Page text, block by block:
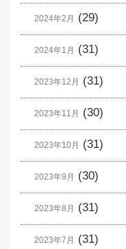
2024年2月 (29)
2024年1月 (31)
2023年12月 (31)
2023年11月 (30)
2023年10月 (31)
2023年9月 (30)
2023年8月 (31)
2023年7月 (31)